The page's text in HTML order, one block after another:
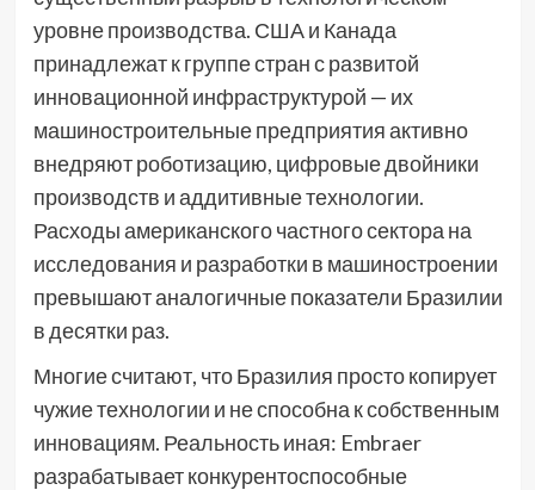
уровне производства. США и Канада
принадлежат к группе стран с развитой
инновационной инфраструктурой — их
машиностроительные предприятия активно
внедряют роботизацию, цифровые двойники
производств и аддитивные технологии.
Расходы американского частного сектора на
исследования и разработки в машиностроении
превышают аналогичные показатели Бразилии
в десятки раз.
Многие считают, что Бразилия просто копирует
чужие технологии и не способна к собственным
инновациям. Реальность иная: Embraer
разрабатывает конкурентоспособные